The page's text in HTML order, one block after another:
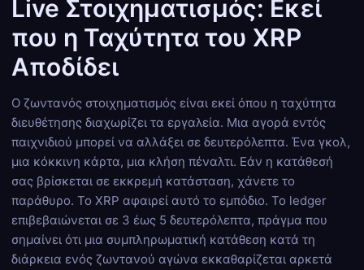
Live Στοιχηματισμός: Εκεί
που η Ταχύτητα του XRP
Αποδίδει
Ο ζωντανός στοιχηματισμός είναι εκεί όπου η ταχύτητα
διευθέτησης διαχωρίζει τα εργαλεία. Μια αγορά εντός
παιχνιδιού μπορεί να αλλάξει σε δευτερόλεπτα. Ένα γκολ,
μια κόκκινη κάρτα, μια κλήση πέναλτι. Εάν η κατάθεσή
σας βρίσκεται σε εκκρεμή κατάσταση, χάνετε το
παράθυρο. Το XRP αφαιρεί αυτό το εμπόδιο. Το ledger
επιβεβαιώνεται σε 3 έως 5 δευτερόλεπτα, πράγμα που
σημαίνει ότι μια συμπληρωματική κατάθεση κατά τη
διάρκεια ενός ζωντανού αγώνα εκκαθαρίζεται αρκετά